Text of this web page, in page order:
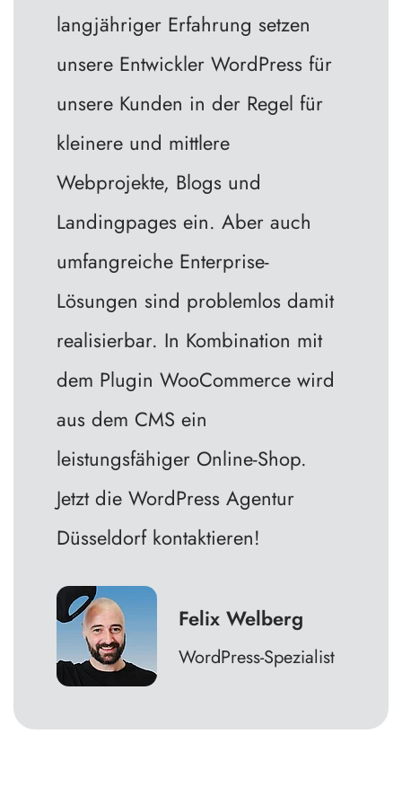
langjähriger Erfahrung setzen
unsere Entwickler WordPress für
unsere Kunden in der Regel für
kleinere und mittlere
Webprojekte, Blogs und
Landingpages ein. Aber auch
umfangreiche Enterprise-
Lösungen sind problemlos damit
realisierbar. In Kombination mit
dem Plugin WooCommerce wird
aus dem CMS ein
leistungsfähiger Online-Shop.
Jetzt die WordPress Agentur
Düsseldorf kontaktieren!
Felix Welberg
WordPress-Spezialist